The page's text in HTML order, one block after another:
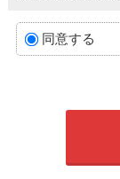
同意する